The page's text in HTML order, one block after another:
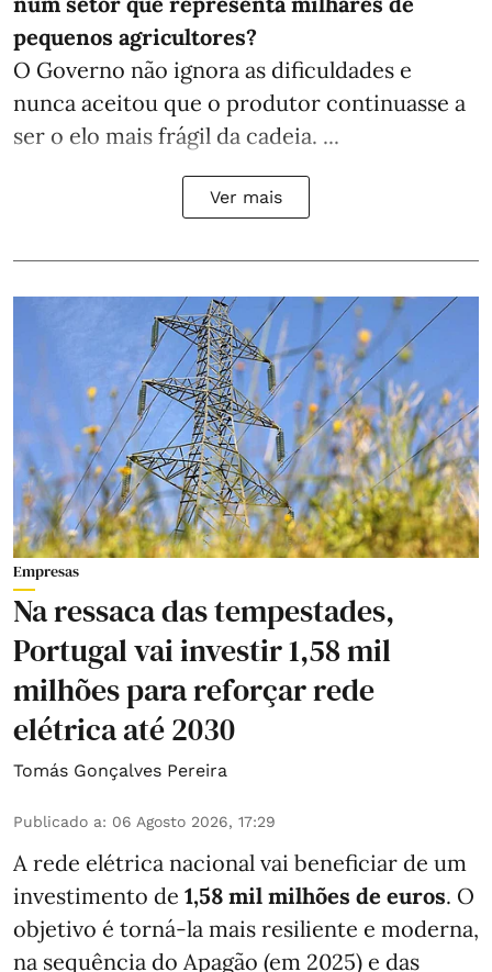
pequenos agricultores?
O Governo não ignora as dificuldades e
nunca aceitou que o produtor continuasse a
ser o elo mais frágil da cadeia. ...
Ver mais
Empresas
Na ressaca das tempestades,
Portugal vai investir 1,58 mil
milhões para reforçar rede
elétrica até 2030
Tomás Gonçalves Pereira
Publicado a: 06 Agosto 2026, 17:29
A rede elétrica nacional vai beneficiar de um
investimento de 1,58 mil milhões de euros. O
objetivo é torná-la mais resiliente e moderna,
na sequência do Apagão (em 2025) e das